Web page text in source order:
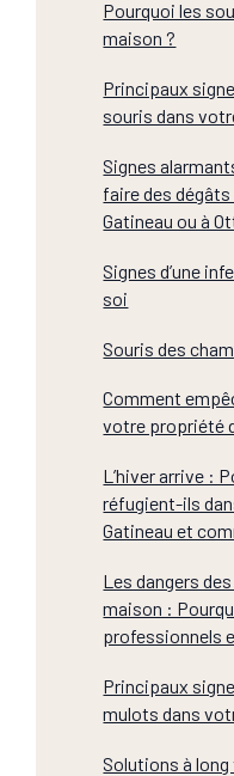
Pourquoi les
maison ?
Principaux
souris dans
Signes
faire des
Gatineau ou à
Signes d’une
soi
Souris des
Comment
votre propriété
L’hiver arrive :
réfugient-ils
Gatineau et
Les dangers
maison :
professionnels
Principaux
mulots dans
Solutions à